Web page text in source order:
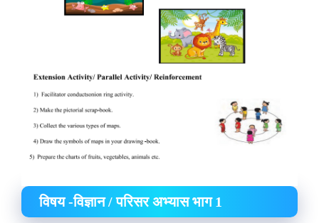
विषय -विज्ञान / परिसर अभ्यास भाग 1